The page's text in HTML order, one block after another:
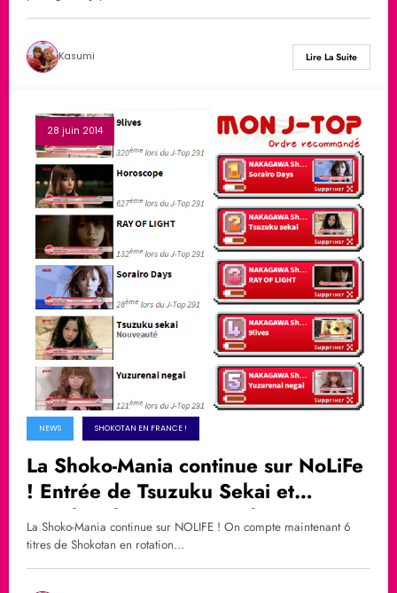
Kasumi Lire La Suite
28 juin 2014
NEWS SHOKOTAN EN FRANCE !
La Shoko-Mania continue sur NoLiFe
! Entrée de Tsuzuku Sekai et
Résultat du JTOP #291 de NOLIFE
La Shoko-Mania continue sur NOLIFE ! On compte maintenant 6
titres de Shokotan en rotation…